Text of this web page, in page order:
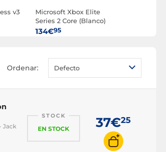
v3
Microsoft Xbox Elite
Series 2 Core (Blanco)
134€95
Ordenar: Defecto
Jack
STOCK
EN STOCK 37€25